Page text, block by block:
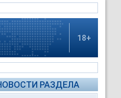
18+
РАЗДЕЛА